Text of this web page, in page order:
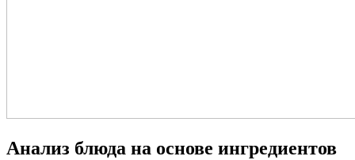
Анализ блюда на основе ингредиентов